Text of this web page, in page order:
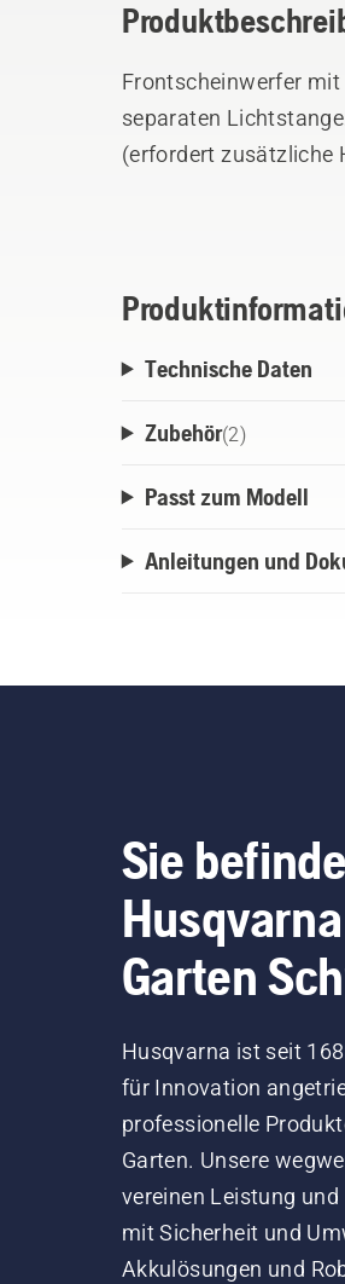
Frontscheinwerfer
separaten
(erfordert zusätzliche
Technische Daten
Zubehör(2)
Passt zum Modell
Anleitungen und
Sie
Garten
Husqvarna ist seit
für Innovation
professionelle
Garten. Unsere
vereinen Leistung
mit Sicherheit und
Akkulösungen und